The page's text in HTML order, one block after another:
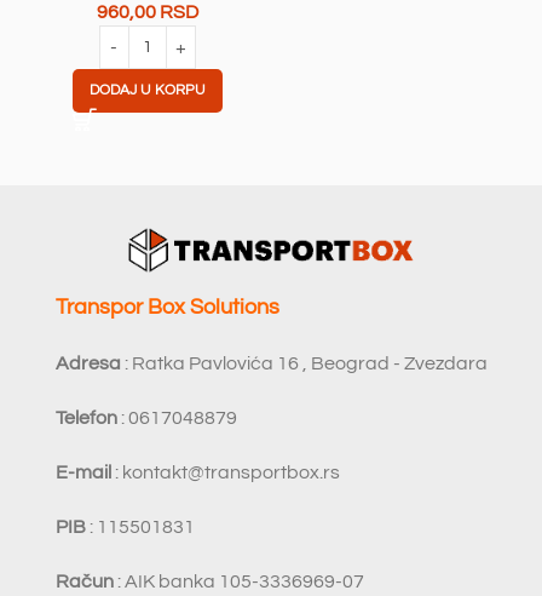
960,00 RSD
DODAJ U KORPU
Transpor Box Solutions
Adresa : Ratka Pavlovića 16 , Beograd - Zvezdara
Telefon : 0617048879
E-mail : kontakt@transportbox.rs
PIB : 115501831
Račun : AIK banka 105-3336969-07